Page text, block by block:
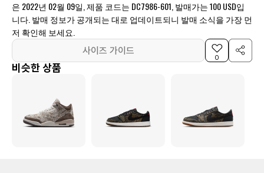
은 2022년 02월 09일, 제품 코드는 DC7986-601, 발매가는 100 USD입
니다. 발매 정보가 공개되는 대로 업데이트되니 발매 소식을 가장 먼
저 확인해 보세요.
사이즈 가이드
0
비슷한 상품